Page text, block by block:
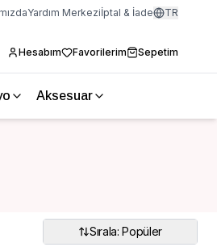
Yardım Merkeziİptal & İade TR
Hesabım Favorilerim Sepetim
Aksesuar
Sırala: Popüler